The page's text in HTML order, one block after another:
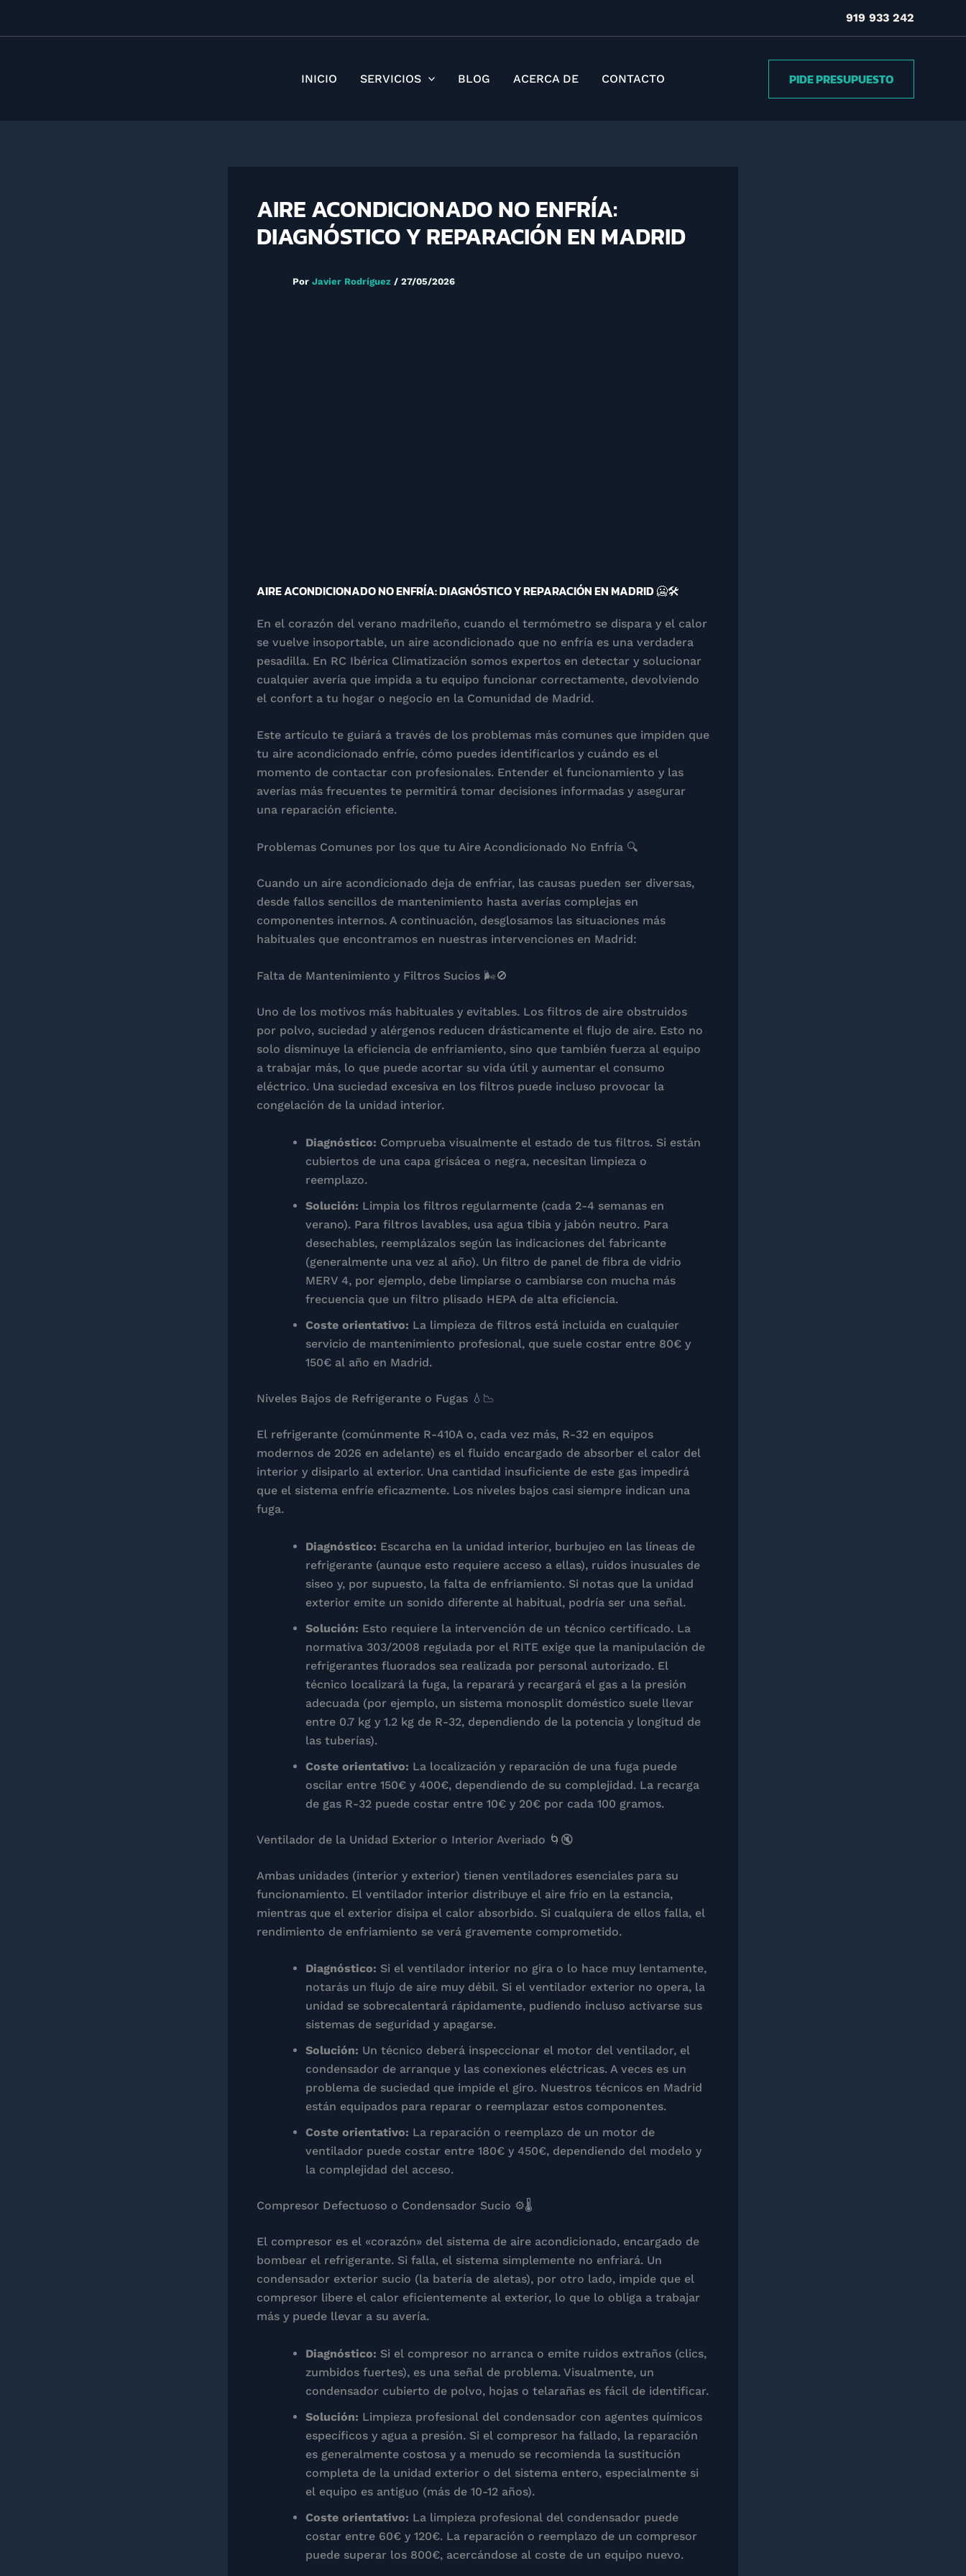
919 933 242
INICIO SERVICIOS BLOG ACERCA DE CONTACTO PIDE PRESUPUESTO
AIRE ACONDICIONADO NO ENFRÍA:
DIAGNÓSTICO Y REPARACIÓN EN MADRID
Por Javier Rodríguez / 27/05/2026
AIRE ACONDICIONADO NO ENFRÍA: DIAGNÓSTICO Y REPARACIÓN EN MADRID 🥶🛠️
En el corazón del verano madrileño, cuando el termómetro se dispara y el calor
se vuelve insoportable, un aire acondicionado que no enfría es una verdadera
pesadilla. En RC Ibérica Climatización somos expertos en detectar y solucionar
cualquier avería que impida a tu equipo funcionar correctamente, devolviendo
el confort a tu hogar o negocio en la Comunidad de Madrid.
Este artículo te guiará a través de los problemas más comunes que impiden que
tu aire acondicionado enfríe, cómo puedes identificarlos y cuándo es el
momento de contactar con profesionales. Entender el funcionamiento y las
averías más frecuentes te permitirá tomar decisiones informadas y asegurar
una reparación eficiente.
Problemas Comunes por los que tu Aire Acondicionado No Enfría 🔍
Cuando un aire acondicionado deja de enfriar, las causas pueden ser diversas,
desde fallos sencillos de mantenimiento hasta averías complejas en
componentes internos. A continuación, desglosamos las situaciones más
habituales que encontramos en nuestras intervenciones en Madrid:
Falta de Mantenimiento y Filtros Sucios 🌬️🚫
Uno de los motivos más habituales y evitables. Los filtros de aire obstruidos
por polvo, suciedad y alérgenos reducen drásticamente el flujo de aire. Esto no
solo disminuye la eficiencia de enfriamiento, sino que también fuerza al equipo
a trabajar más, lo que puede acortar su vida útil y aumentar el consumo
eléctrico. Una suciedad excesiva en los filtros puede incluso provocar la
congelación de la unidad interior.
Diagnóstico: Comprueba visualmente el estado de tus filtros. Si están
cubiertos de una capa grisácea o negra, necesitan limpieza o
reemplazo.
Solución: Limpia los filtros regularmente (cada 2-4 semanas en
verano). Para filtros lavables, usa agua tibia y jabón neutro. Para
desechables, reemplázalos según las indicaciones del fabricante
(generalmente una vez al año). Un filtro de panel de fibra de vidrio
MERV 4, por ejemplo, debe limpiarse o cambiarse con mucha más
frecuencia que un filtro plisado HEPA de alta eficiencia.
Coste orientativo: La limpieza de filtros está incluida en cualquier
servicio de mantenimiento profesional, que suele costar entre 80€ y
150€ al año en Madrid.
Niveles Bajos de Refrigerante o Fugas 💧📉
El refrigerante (comúnmente R-410A o, cada vez más, R-32 en equipos
modernos de 2026 en adelante) es el fluido encargado de absorber el calor del
interior y disiparlo al exterior. Una cantidad insuficiente de este gas impedirá
que el sistema enfríe eficazmente. Los niveles bajos casi siempre indican una
fuga.
Diagnóstico: Escarcha en la unidad interior, burbujeo en las líneas de
refrigerante (aunque esto requiere acceso a ellas), ruidos inusuales de
siseo y, por supuesto, la falta de enfriamiento. Si notas que la unidad
exterior emite un sonido diferente al habitual, podría ser una señal.
Solución: Esto requiere la intervención de un técnico certificado. La
normativa 303/2008 regulada por el RITE exige que la manipulación de
refrigerantes fluorados sea realizada por personal autorizado. El
técnico localizará la fuga, la reparará y recargará el gas a la presión
adecuada (por ejemplo, un sistema monosplit doméstico suele llevar
entre 0.7 kg y 1.2 kg de R-32, dependiendo de la potencia y longitud de
las tuberías).
Coste orientativo: La localización y reparación de una fuga puede
oscilar entre 150€ y 400€, dependiendo de su complejidad. La recarga
de gas R-32 puede costar entre 10€ y 20€ por cada 100 gramos.
Ventilador de la Unidad Exterior o Interior Averiado 🌀🔇
Ambas unidades (interior y exterior) tienen ventiladores esenciales para su
funcionamiento. El ventilador interior distribuye el aire frío en la estancia,
mientras que el exterior disipa el calor absorbido. Si cualquiera de ellos falla, el
rendimiento de enfriamiento se verá gravemente comprometido.
Diagnóstico: Si el ventilador interior no gira o lo hace muy lentamente,
notarás un flujo de aire muy débil. Si el ventilador exterior no opera, la
unidad se sobrecalentará rápidamente, pudiendo incluso activarse sus
sistemas de seguridad y apagarse.
Solución: Un técnico deberá inspeccionar el motor del ventilador, el
condensador de arranque y las conexiones eléctricas. A veces es un
problema de suciedad que impide el giro. Nuestros técnicos en Madrid
están equipados para reparar o reemplazar estos componentes.
Coste orientativo: La reparación o reemplazo de un motor de
ventilador puede costar entre 180€ y 450€, dependiendo del modelo y
la complejidad del acceso.
Compresor Defectuoso o Condensador Sucio ⚙️🌡️
El compresor es el «corazón» del sistema de aire acondicionado, encargado de
bombear el refrigerante. Si falla, el sistema simplemente no enfriará. Un
condensador exterior sucio (la batería de aletas), por otro lado, impide que el
compresor libere el calor eficientemente al exterior, lo que lo obliga a trabajar
más y puede llevar a su avería.
Diagnóstico: Si el compresor no arranca o emite ruidos extraños (clics,
zumbidos fuertes), es una señal de problema. Visualmente, un
condensador cubierto de polvo, hojas o telarañas es fácil de identificar.
Solución: Limpieza profesional del condensador con agentes químicos
específicos y agua a presión. Si el compresor ha fallado, la reparación
es generalmente costosa y a menudo se recomienda la sustitución
completa de la unidad exterior o del sistema entero, especialmente si
el equipo es antiguo (más de 10-12 años).
Coste orientativo: La limpieza profesional del condensador puede
costar entre 60€ y 120€. La reparación o reemplazo de un compresor
puede superar los 800€, acercándose al coste de un equipo nuevo.